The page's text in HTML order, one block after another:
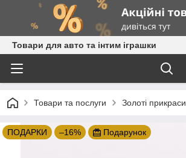
Товари для авто та інтим іграшки
Товари та послуги Золоті прикраси
ПОДАРКИ –16% Подарунок